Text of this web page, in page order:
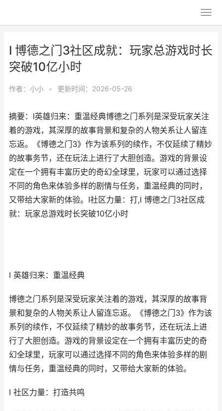
I 博德之门3社区成就：玩家总游戏时长
突破10亿小时
作者： 小小 • 更新时间：2026-05-26
摘要：I英雄归来：重温经典博德之门系列是深受玩家关注
着的游戏，其深厚的故事背景和复杂的人物关系让人留连
忘返。《博德之门3》作为该系列的续作，不仅延续了精妙
的故事务节，还在玩法上进行了大胆创造。游戏的背景设
定在一个拥有丰富历史的奇幻全球里，玩家可以通过选择
不同的角色来体验多样的剧情与任务，重温经典的同时，
又带给大家新的体验。I社区力量：打,I 博德之门3社区成
就：玩家总游戏时长突破10亿小时
I 英雄归来：重温经典
博德之门系列是深受玩家关注着的游戏，其深厚的故事背
景和复杂的人物关系让人留连忘返。《博德之门3》作为该
系列的续作，不仅延续了精妙的故事务节，还在玩法上进
行了大胆创造。游戏的背景设定在一个拥有丰富历史的奇
幻全球里，玩家可以通过选择不同的角色来体验多样的剧
情与任务，重温经典的同时，又带给大家新的体验。
I 社区力量：打造共鸣